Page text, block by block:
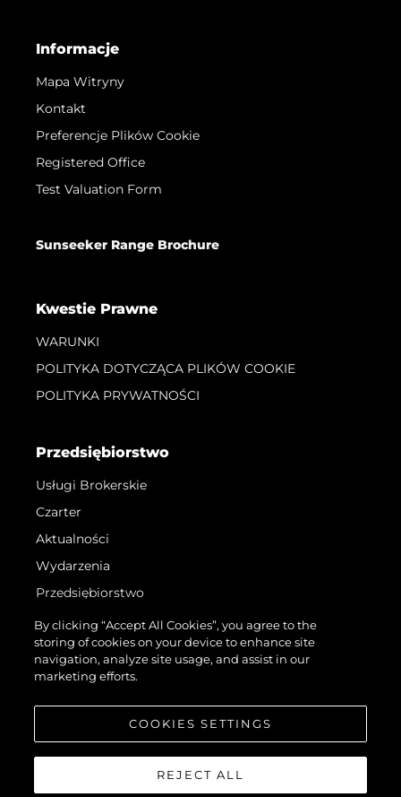
Informacje
Mapa Witryny
Kontakt
Preferencje Plików Cookie
Registered Office
Test Valuation Form
Sunseeker Range Brochure
Kwestie Prawne
WARUNKI
POLITYKA DOTYCZĄCA PLIKÓW COOKIE
POLITYKA PRYWATNOŚCI
Przedsiębiorstwo
Usługi Brokerskie
Czarter
Aktualności
Wydarzenia
Przedsiębiorstwo
Zespół
Request Parts
Test International Landing Page
By clicking “Accept All Cookies”, you agree to the
storing of cookies on your device to enhance site
navigation, analyze site usage, and assist in our
marketing efforts.
COOKIES SETTINGS
REJECT ALL